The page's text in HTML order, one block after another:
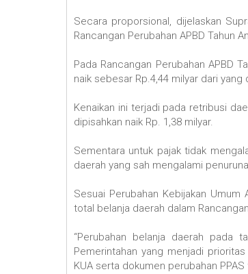
Secara proporsional, dijelaskan
Rancangan Perubahan APBD Tahun
Pada Rancangan Perubahan APBD
naik sebesar Rp.4,44 milyar dari
Kenaikan ini terjadi pada retribusi
dipisahkan naik Rp. 1,38 milyar.
Sementara untuk pajak tidak
daerah yang sah mengalami
Sesuai Perubahan Kebijakan Umum
total belanja daerah dalam
“Perubahan belanja daerah pada
Pemerintahan yang menjadi
KUA serta dokumen perubahan